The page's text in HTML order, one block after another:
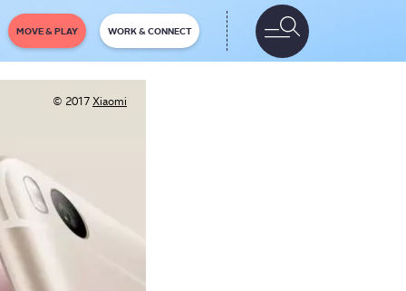
MOVE & PLAY WORK & CONNECT
© 2017 Xiaomi